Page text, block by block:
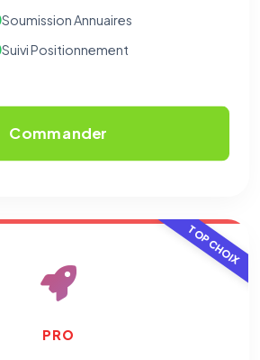
Soumission Annuaires
Suivi Positionnement
Commander
TOP CHOIX
PRO